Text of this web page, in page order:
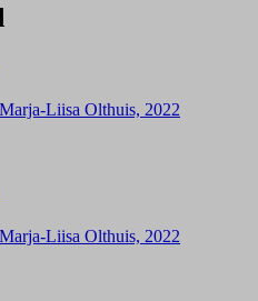
Liisa Olthuis, 2022
Liisa Olthuis, 2022